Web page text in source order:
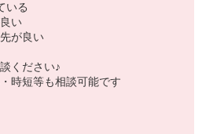
いる
い
が良い
ください♪
時短等も相談可能です